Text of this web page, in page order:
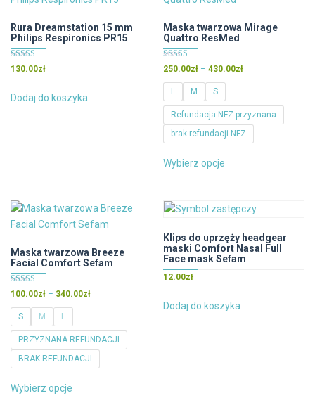
można
wybrać
Rura Dreamstation 15 mm
Philips Respironics PR15
Oceniono
5.00
130.00zł
Dodaj do koszyka
Maska twarzowa Mirage
Quattro ResMed
Oceniono
5.00
na 5
250.00zł – 430.00złZakres
do
430.00zł
L M S
Refundacja NFZ przyznana
brak refundacji NFZ
Wybierz opcje
wariantów.
Opcje
można
wybrać
produktu
Maska twarzowa Breeze
Facial Comfort Sefam
Oceniono
5.00
na 5
100.00zł – 340.00złZakres
100.00zł
do
340.00zł
S M L
PRZYZNANA REFUNDACJI
BRAK REFUNDACJI
Wybierz opcje
Klips do uprzęży headgear
maski Comfort Nasal Full
Face mask Sefam
12.00zł
Dodaj do koszyka